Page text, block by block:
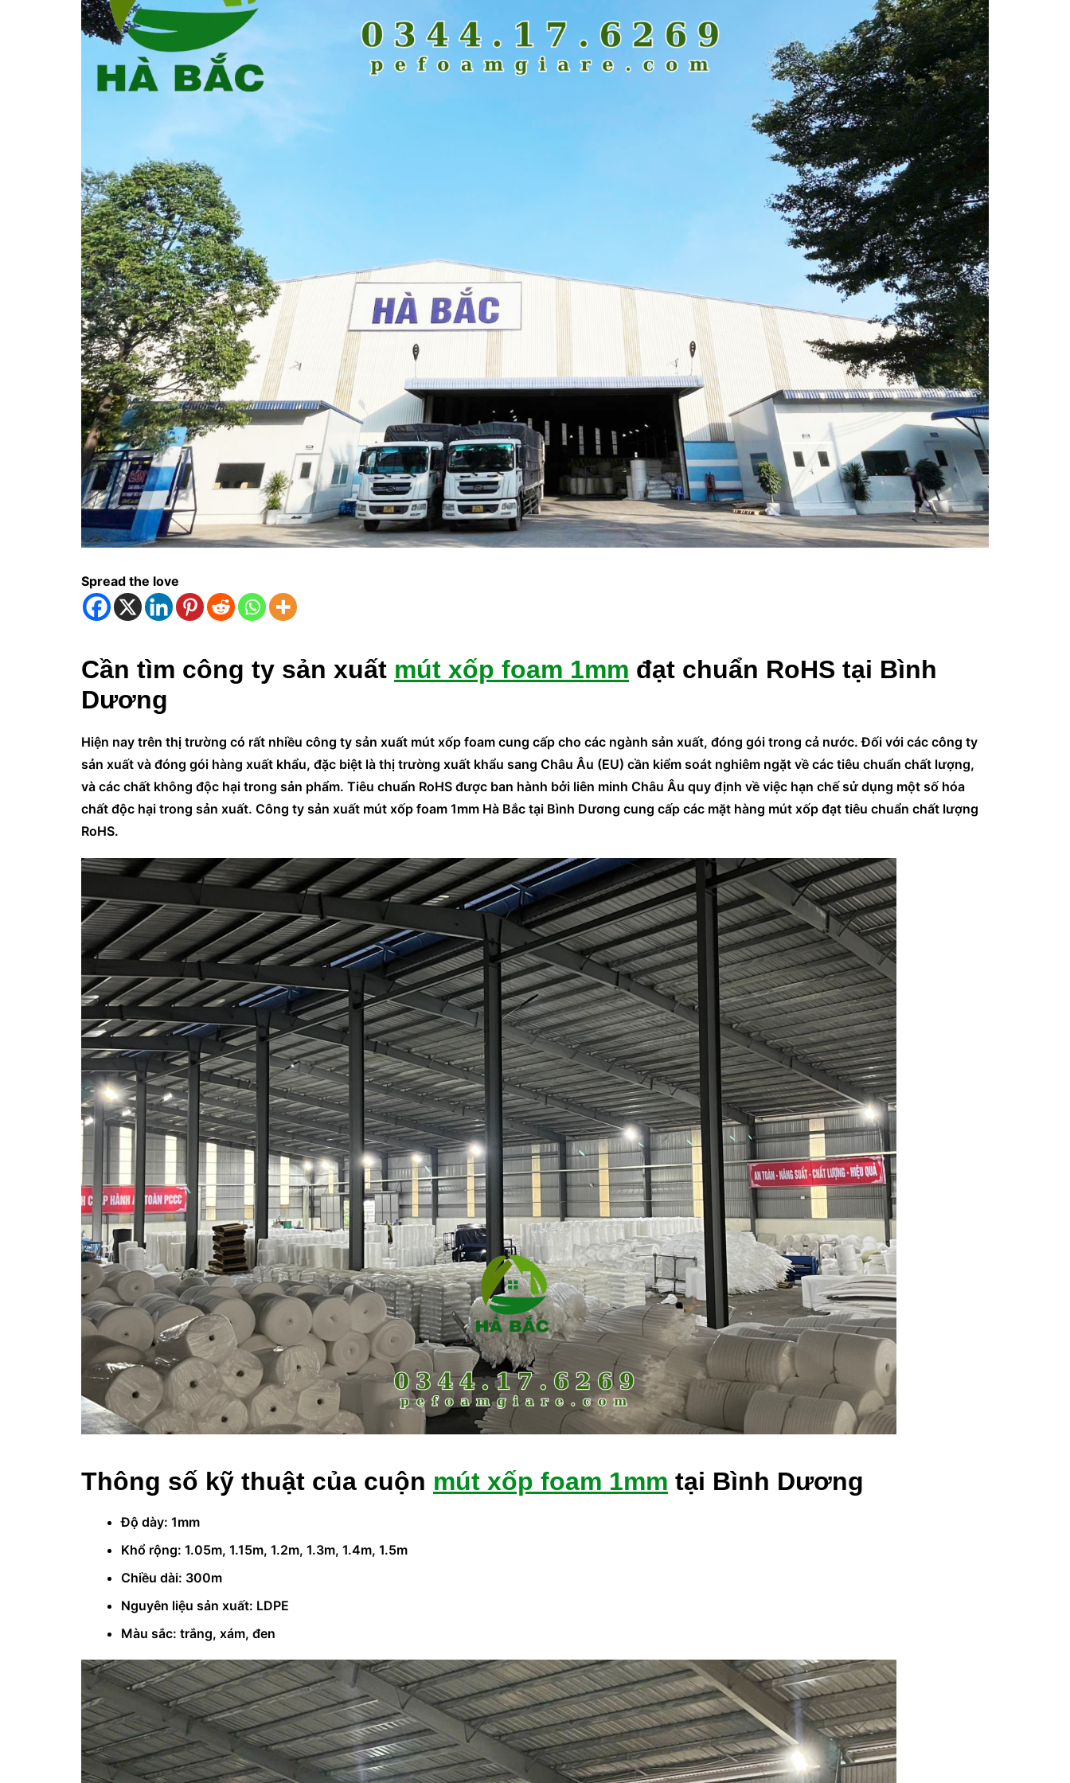
Spread the love
Cần tìm công ty sản xuất mút xốp foam 1mm đạt chuẩn RoHS tại Bình
Dương
Hiện nay trên thị trường có rất nhiều công ty sản xuất mút xốp foam cung cấp cho các ngành sản xuất, đóng gói trong cả nước. Đối với các công ty
sản xuất và đóng gói hàng xuất khẩu, đặc biệt là thị trường xuất khẩu sang Châu Âu (EU) cần kiểm soát nghiêm ngặt về các tiêu chuẩn chất lượng,
và các chất không độc hại trong sản phẩm. Tiêu chuẩn RoHS được ban hành bởi liên minh Châu Âu quy định về việc hạn chế sử dụng một số hóa
chất độc hại trong sản xuất. Công ty sản xuất mút xốp foam 1mm Hà Bắc tại Bình Dương cung cấp các mặt hàng mút xốp đạt tiêu chuẩn chất lượng
RoHS.
Thông số kỹ thuật của cuộn mút xốp foam 1mm tại Bình Dương
Độ dày: 1mm
Khổ rộng: 1.05m, 1.15m, 1.2m, 1.3m, 1.4m, 1.5m
Chiều dài: 300m
Nguyên liệu sản xuất: LDPE
Màu sắc: trắng, xám, đen